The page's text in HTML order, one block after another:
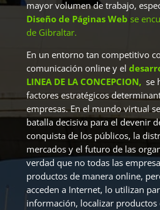
mayor volumen de trabajo,
Diseño de Páginas Web se
de Gibraltar.
En un entorno tan competitivo
comunicación online y el
LINEA DE LA CONCEPCION, se
factores estratégicos
empresas. En el mundo virtual
batalla decisiva para el devenir
conquista de los públicos, la
mercados y el futuro de las
verdad que no todas las
productos de manera online,
acceden a Internet, lo utilizan
información, localizar productos